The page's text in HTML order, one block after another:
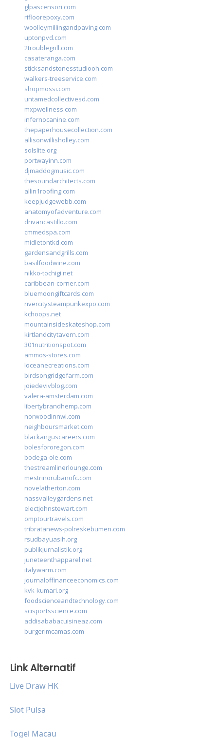
glpascensori.com
rifloorepoxy.com
woolleymillingandpaving.com
uptonpvd.com
2troublegrill.com
casateranga.com
sticksandstonesstudiooh.com
walkers-treeservice.com
shopmossi.com
untamedcollectivesd.com
mxpwellness.com
infernocanine.com
thepaperhousecollection.com
allisonwillisholley.com
solslite.org
portwayinn.com
djmaddogmusic.com
thesoundarchitects.com
allin1roofing.com
keepjudgewebb.com
anatomyofadventure.com
drivancastillo.com
cmmedspa.com
midletontkd.com
gardensandgrills.com
basilfoodwine.com
nikko-tochigi.net
caribbean-corner.com
bluemoongiftcards.com
rivercitysteampunkexpo.com
kchoops.net
mountainsideskateshop.com
kirtlandcitytavern.com
301nutritionspot.com
ammos-stores.com
loceanecreations.com
birdsongridgefarm.com
joiedevivblog.com
valera-amsterdam.com
libertybrandhemp.com
norwoodinnwi.com
neighboursmarket.com
blackanguscareers.com
bolesfororegon.com
bodega-ole.com
thestreamlinerlounge.com
mestrinorubanofc.com
novelatherton.com
nassvalleygardens.net
electjohnstewart.com
omptourtravels.com
tribratanews-polreskebumen.com
rsudbayuasih.org
publikjurnalistik.org
juneteenthapparel.net
italywarm.com
journaloffinanceeconomics.com
kvk-kumari.org
foodscienceandtechnology.com
scisportsscience.com
addisababacuisineaz.com
burgerimcamas.com
Link Alternatif
Live Draw HK
Slot Pulsa
Togel Macau